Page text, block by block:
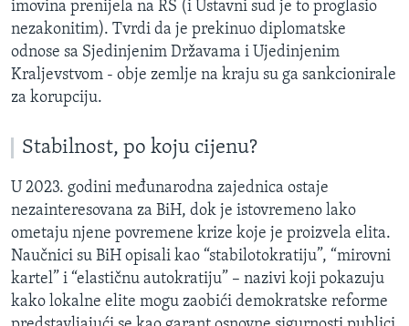
imovina prenijela na RS (i Ustavni sud je to proglasio
nezakonitim). Tvrdi da je prekinuo diplomatske
odnose sa Sjedinjenim Državama i Ujedinjenim
Kraljevstvom - obje zemlje na kraju su ga sankcionirale
za korupciju.
Stabilnost, po koju cijenu?
U 2023. godini međunarodna zajednica ostaje
nezainteresovana za BiH, dok je istovremeno lako
ometaju njene povremene krize koje je proizvela elita.
Naučnici su BiH opisali kao “stabilotokratiju”, “mirovni
kartel” i “elastičnu autokratiju” – nazivi koji pokazuju
kako lokalne elite mogu zaobići demokratske reforme